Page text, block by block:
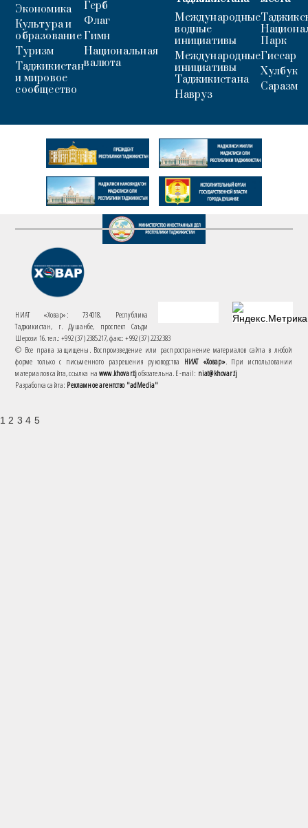
Экономика
Культура и
образование
Туризм
Таджикистан
и мировое
сообщество
Герб
Флаг
Гимн
Национальная
валюта
Международные
водные
инициативы
Международные
инициативы
Таджикистана
Навруз
Парк
Гиссар
Хулбук
Саразм
НИАТ «Ховар»: 734018, Республика
Таджикистан, г. Душанбе, проспект Саъди
Шерози 16. тел.: +992 (37) 2385217, факс: +992 (37) 2232383
© Все права защищены. Воспроизведение или распространение материалов сайта в любой
форме только с письменного разрешения руководства НИАТ «Ховар». При использовании
материалов сайта, ссылка наwww.khovar.tjобязательна. E-mail: niat@khovar.tj
Разработка сайта: Рекламное агентство "adMedia"
1 2 3 4 5